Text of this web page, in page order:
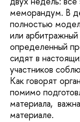
меморандум. В
полностью
или
определенный
сидят в
участников
Как говорят
помимо
материала,
материале.